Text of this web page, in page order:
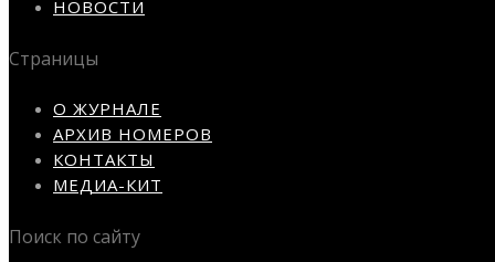
НОВОСТИ
Страницы
О ЖУРНАЛЕ
АРХИВ НОМЕРОВ
КОНТАКТЫ
МЕДИА-КИТ
Поиск по сайту